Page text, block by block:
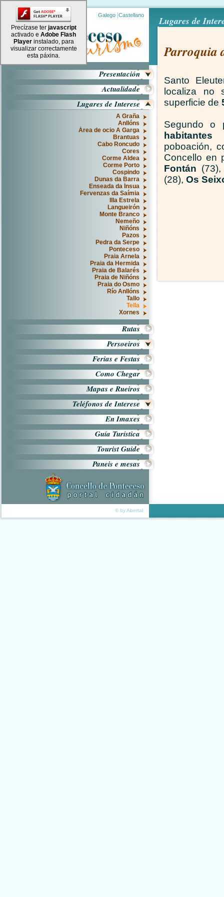
Precízase ter javascript
activado e Adobe Flash
Playerinstalado, para
visualizar correctamente
esta páxina.
Galego Castellano
Presentación
Actualidade
Lugares de Interese
A Graña
Anllóns
Área de ocio A Garga
Brantuas
Cabo Roncudo
Cores
Corme Aldea
Corme Porto
Cospindo
Dunas da Barra
Enseada da Ínsua
Fervenzas da Saímia
Illa Estrela
Langueirón
Monte Branco
Nemeño
Niñóns
Pazos
Pedra da Serpe
Ponteceso
Praia Arnela
Praia da Hermida
Praia de Balarés
Praia de Niñóns
Praia do Osmo
Río Anllóns
Tallo
Tella
Xornes
Rutas
Persoeiros
Ferias e Festas
Como Chegar
Mapas e Rueiros
Teléfonos de Interese
En Imaxes
Guía Turística
Tourist Guide
Paneis e mesas
Lugares de
Parroquia
Santo
localiza no
superficie de
Segundo o
habitantes
poboación,
Concello en
Fontán
(28), Os
© by Abertal